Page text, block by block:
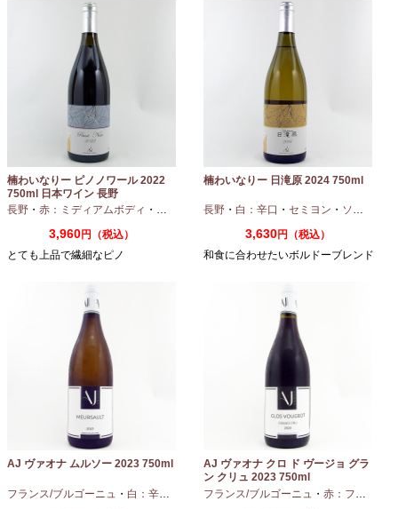
楠わいなりー ピノノワール 2022
750ml 日本ワイン 長野
長野 ・ 赤：ミディアムボディ ・ ピノノワール
3,960円（税込）
とても上品で繊細なピノ
楠わいなりー 日滝原 2024 750ml
長野 ・ 白：辛口 ・ セミヨン ・ ソーヴィニオンブラン
3,630円（税込）
和食に合わせたいボルドーブレンド
AJ ヴァオナ ムルソー 2023 750ml
フランス/ブルゴーニュ ・ 白：辛口 シャルドネ
AJ ヴァオナ クロ ド ヴージョ グラ
ン クリュ 2023 750ml
フランス/ブルゴーニュ ・ 赤：フルボディ